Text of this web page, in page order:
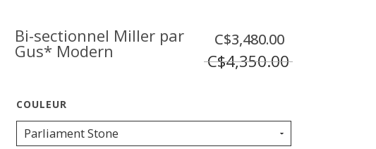
Bi-sectionnel Miller par
Gus* Modern
C$3,480.00
C$4,350.00
Parliament Stone